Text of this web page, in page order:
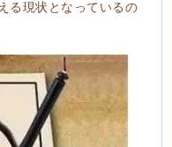
る現状となっているの